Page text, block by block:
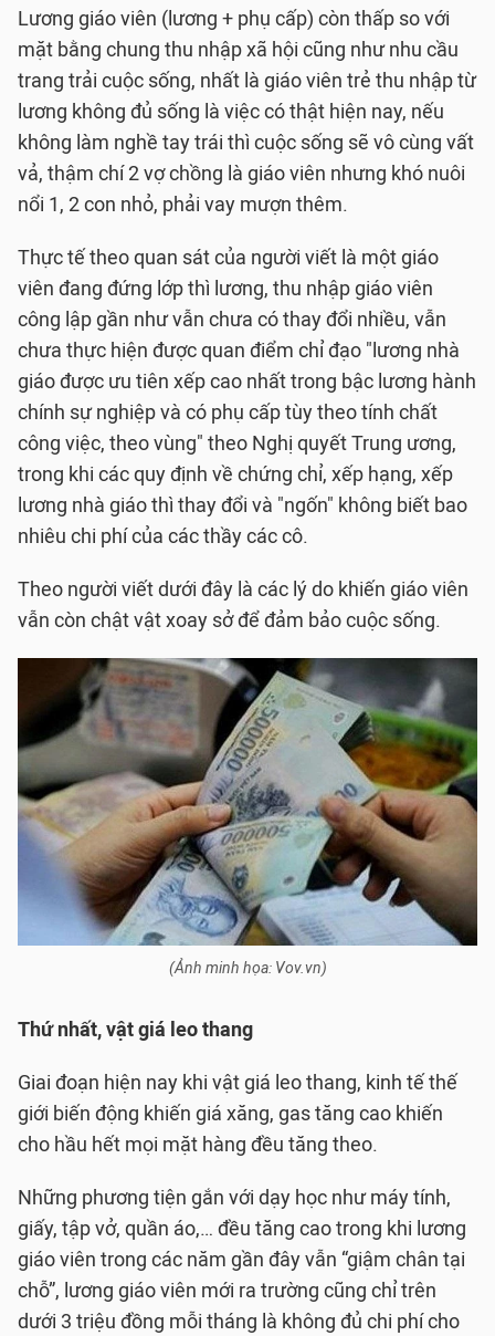
Lương giáo viên (lương + phụ cấp) còn thấp so với
mặt bằng chung thu nhập xã hội cũng như nhu cầu
trang trải cuộc sống, nhất là giáo viên trẻ thu nhập từ
lương không đủ sống là việc có thật hiện nay, nếu
không làm nghề tay trái thì cuộc sống sẽ vô cùng vất
vả, thậm chí 2 vợ chồng là giáo viên nhưng khó nuôi
nổi 1, 2 con nhỏ, phải vay mượn thêm.
Thực tế theo quan sát của người viết là một giáo
viên đang đứng lớp thì lương, thu nhập giáo viên
công lập gần như vẫn chưa có thay đổi nhiều, vẫn
chưa thực hiện được quan điểm chỉ đạo "lương nhà
giáo được ưu tiên xếp cao nhất trong bậc lương hành
chính sự nghiệp và có phụ cấp tùy theo tính chất
công việc, theo vùng" theo Nghị quyết Trung ương,
trong khi các quy định về chứng chỉ, xếp hạng, xếp
lương nhà giáo thì thay đổi và "ngốn" không biết bao
nhiêu chi phí của các thầy các cô.
Theo người viết dưới đây là các lý do khiến giáo viên
vẫn còn chật vật xoay sở để đảm bảo cuộc sống.
(Ảnh minh họa: Vov.vn)
Thứ nhất, vật giá leo thang
Giai đoạn hiện nay khi vật giá leo thang, kinh tế thế
giới biến động khiến giá xăng, gas tăng cao khiến
cho hầu hết mọi mặt hàng đều tăng theo.
Những phương tiện gắn với dạy học như máy tính,
giấy, tập vở, quần áo,… đều tăng cao trong khi lương
giáo viên trong các năm gần đây vẫn “giậm chân tại
chỗ”, lương giáo viên mới ra trường cũng chỉ trên
dưới 3 triệu đồng mỗi tháng là không đủ chi phí cho